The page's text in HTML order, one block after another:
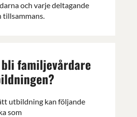
och varje deltagande
tillsammans.
bli familjevårdare
utbildning kan följande
som